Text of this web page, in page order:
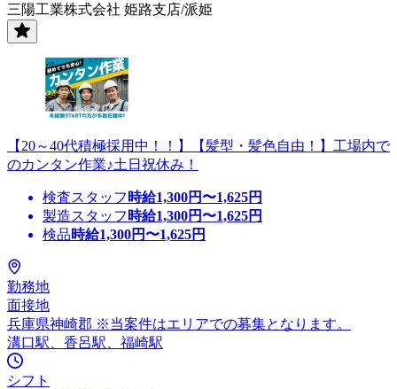
三陽工業株式会社 姫路支店/派姫
【20～40代積極採用中！！】【髪型・髪色自由！】工場内で
のカンタン作業♪土日祝休み！
検査スタッフ 時給1,300円〜1,625円
製造スタッフ 時給1,300円〜1,625円
検品時給1,300円〜1,625円
勤務地
面接地
兵庫県神崎郡 ※当案件はエリアでの募集となります。
溝口駅、香呂駅、福崎駅
シフト